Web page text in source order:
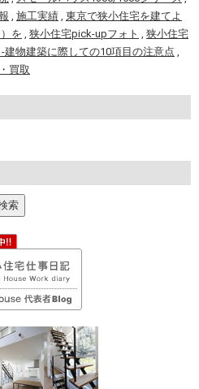
, 施工実績 , 東京で狭小住宅を建てよ
を , 狭小住宅pick-upフォト , 狭小住宅
物建築に際しての10項目の注意点 ,
買取